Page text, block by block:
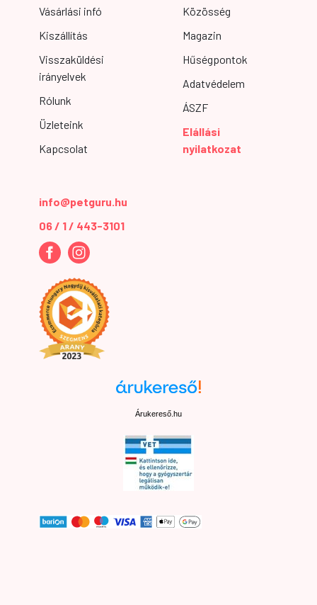
Vásárlási infó
Kiszállítás
Visszaküldési
irányelvek
Rólunk
Üzleteink
Kapcsolat
Közösség
Magazin
Hűségpontok
Adatvédelem
ÁSZF
Elállási
nyilatkozat
info@petguru.hu
06 / 1 / 443-3101
Árukereső.hu